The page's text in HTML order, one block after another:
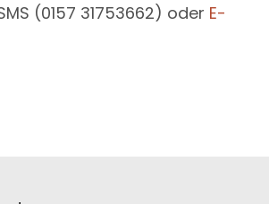
(0157 31753662) oder E-